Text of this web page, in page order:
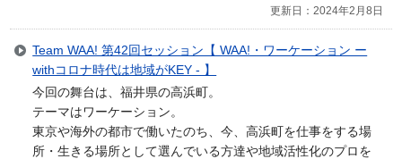
更新日：2024年2月8日
Team WAA! 第42回セッション【 WAA!・ワーケーション ー
withコロナ時代は地域がKEY - 】
今回の舞台は、福井県の高浜町。
テーマはワーケーション。
東京や海外の都市で働いたのち、今、高浜町を仕事をする場
所・生きる場所として選んでいる方達や地域活性化のプロを